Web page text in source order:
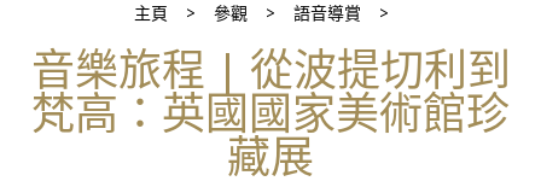
主頁 參觀 語音導賞
音樂旅程 | 從波提切利到
梵高：英國國家美術館珍
藏展